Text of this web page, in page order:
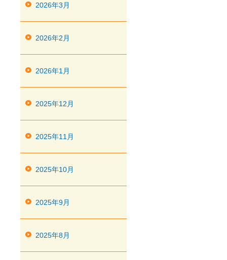
2026年3月
2026年2月
2026年1月
2025年12月
2025年11月
2025年10月
2025年9月
2025年8月